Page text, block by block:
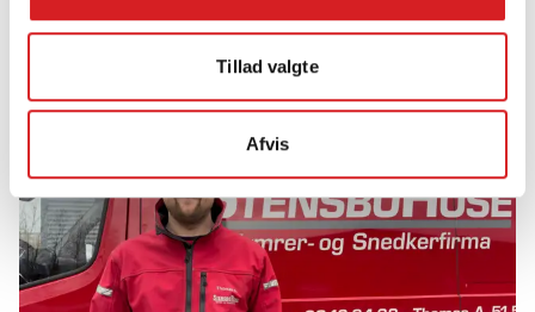
Tillad valgte
Afvis
Vi dokumenterer arbejdet og kvalitetssikrer efter
gældende standarder.